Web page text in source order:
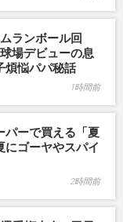
ランボール回
場デビューの息
煩悩パパ秘話
1時間前
パーで買える「夏
ゴーヤやスパイ
2時間前